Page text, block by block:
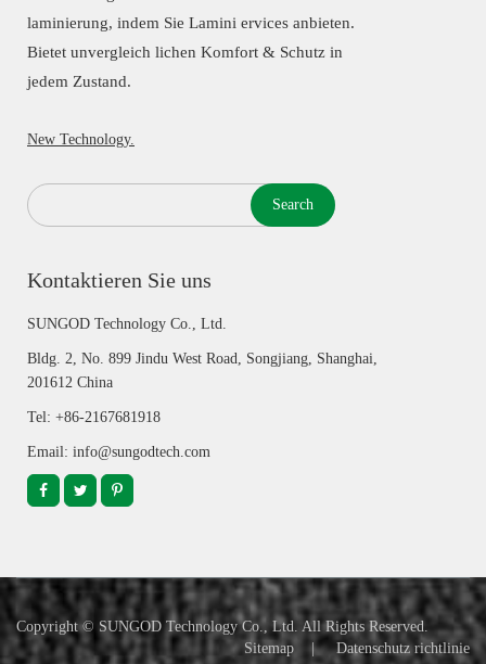
laminierung, indem Sie Lamini ervices anbieten.
Bietet unvergleich lichen Komfort & Schutz in
jedem Zustand.
New Technology.
Search
Kontaktieren Sie uns
SUNGOD Technology Co., Ltd.
Bldg. 2, No. 899 Jindu West Road, Songjiang, Shanghai,
201612 China
Tel: +86-2167681918
Email: info@sungodtech.com
Copyright © SUNGOD Technology Co., Ltd. All Rights Reserved.
Sitemap |Datenschutz richtlinie